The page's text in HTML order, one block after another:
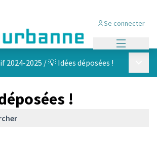
Se connecter
2024-2025 /💡 Idées déposées !
!